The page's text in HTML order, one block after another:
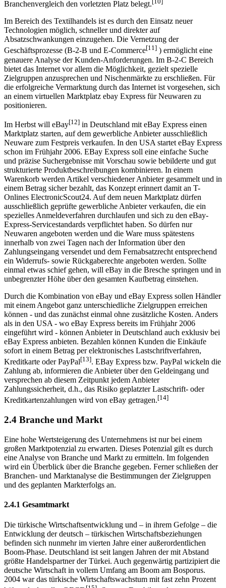
Technologien möglich, schneller und direkter auf
Absatzschwankungen einzugehen. Die Vernetzung der
Geschäftsprozesse (B-2-B und E-Commerce[11]) ermöglicht eine
genauere Analyse der Kunden-Anforderungen. Im B-2-C Bereich
bietet das Internet vor allem die Möglichkeit, gezielt spezielle
Zielgruppen anzusprechen und Nischenmärkte zu erschließen. Für
die erfolgreiche Vermarktung durch das Internet ist vorgesehen, sich
an einem virtuellen Marktplatz ebay Express für Neuwaren zu
positionieren.
Marktplatz starten, auf dem gewerbliche Anbieter ausschließlich
Neuware zum Festpreis verkaufen. In den USA startet eBay Express
schon im Frühjahr 2006. EBay Express soll eine einfache Suche
und präzise Suchergebnisse mit Vorschau sowie bebilderte und gut
strukturierte Produktbeschreibungen kombinieren. In einem
Warenkorb werden Artikel verschiedener Anbieter gesammelt und in
einem Betrag sicher bezahlt, das Konzept erinnert damit an T-
Onlines ElectronicScout24. Auf dem neuen Marktplatz dürfen
ausschließlich geprüfte gewerbliche Anbieter verkaufen, die ein
spezielles Anmeldeverfahren durchlaufen und sich zu den eBay-
Express-Servicestandards verpflichtet haben. So dürfen nur
Neuwaren angeboten werden und die Ware muss spätestens
innerhalb von zwei Tagen nach der Information über den
Zahlungseingang versendet und dem Fernabsatzrecht entsprechend
ein Widerrufs- sowie Rückgaberechte angeboten werden. Sollte
einmal etwas schief gehen, will eBay in die Bresche springen und in
unbegrenzter Höhe über den gesamten Kaufbetrag einstehen.
mit einem Angebot ganz unterschiedliche Zielgruppen erreichen
können - und das zunächst einmal ohne zusätzliche Kosten. Anders
als in den USA - wo eBay Express bereits im Frühjahr 2006
eingeführt wird - können Anbieter in Deutschland auch exklusiv bei
eBay Express anbieten. Bezahlen können Kunden die Einkäufe
sofort in einem Betrag per elektronisches Lastschriftverfahren,
Kreditkarte oder PayPal[13]. EBay Express bzw. PayPal wickeln die
Zahlung ab, informieren die Anbieter über den Geldeingang und
versprechen ab diesem Zeitpunkt jedem Anbieter
Zahlungssicherheit, d.h., das Risiko geplatzter Lastschrift- oder
Kreditkartenzahlungen wird von eBay getragen.[14]
großen Marktpotenzial zu erwarten. Dieses Potenzial gilt es durch
eine Analyse von Branche und Markt zu ermitteln. Im folgenden
wird ein Überblick über die Branche gegeben. Ferner schließen der
Branchen- und Marktanalyse die Bestimmungen der Zielgruppen
und des geplanten Markterfolgs an.
Entwicklung der deutsch – türkischen Wirtschaftsbeziehungen
befinden sich nunmehr im vierten Jahre einer außerordentlichen
Boom-Phase. Deutschland ist seit langen Jahren der mit Abstand
größte Handelspartner der Türkei. Auch gegenwärtig partizipiert die
deutsche Wirtschaft in vollem Umfang am Boom am Bosporus.
2004 war das türkische Wirtschaftswachstum mit fast zehn Prozent
höher als das aller OECD[15]-Staaten. Das bilaterale